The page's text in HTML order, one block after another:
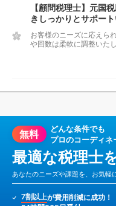
【顧問税理士】元国
きしっかりとサポート
お客様のニーズに応えら
や回数は柔軟に調整いた
無料
どんな条件でも
プロのコーディネ
最適な税理士
あなたのニーズや課題を、お気軽
7割以上が費用削減に成功！